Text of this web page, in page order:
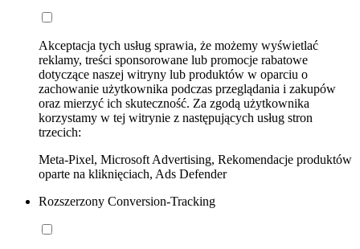
Akceptacja tych usług sprawia, że możemy wyświetlać
reklamy, treści sponsorowane lub promocje rabatowe
dotyczące naszej witryny lub produktów w oparciu o
zachowanie użytkownika podczas przeglądania i zakupów
oraz mierzyć ich skuteczność. Za zgodą użytkownika
korzystamy w tej witrynie z następujących usług stron
trzecich:
Meta-Pixel, Microsoft Advertising, Rekomendacje produktów
oparte na kliknięciach, Ads Defender
Rozszerzony Conversion-Tracking